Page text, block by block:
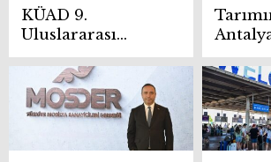
KÜAD 9.
Uluslararası
Kozmetik
Kongresi
Antalya’da
yapılacak